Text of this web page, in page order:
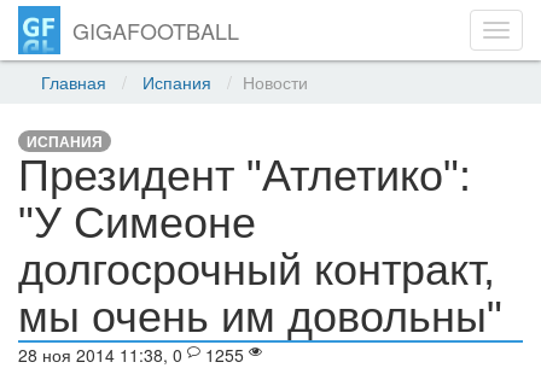
GIGAFOOTBALL
Главная Испания Новости
ИСПАНИЯ
Президент "Атлетико":
"У Симеоне
долгосрочный контракт,
мы очень им довольны"
28 ноя 2014 11:38, 0 1255